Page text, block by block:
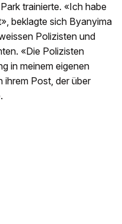
trainierte. «Ich habe
beklagte sich Byanyima
Polizisten und
«Die Polizisten
in meinem eigenen
ihrem Post, der über